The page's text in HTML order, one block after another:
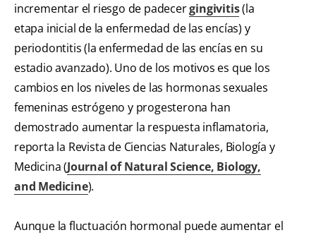
incrementar el riesgo de padecergingivitis(la
etapa inicial de la enfermedad de las encías) y
periodontitis (la enfermedad de las encías en su
estadio avanzado). Uno de los motivos es que los
cambios en los niveles de las hormonas sexuales
femeninas estrógeno y progesterona han
demostrado aumentar la respuesta inflamatoria,
reporta la Revista de Ciencias Naturales, Biología y
Medicina (Journal of Natural Science, Biology,
and Medicine).
Aunque la fluctuación hormonal puede aumentar el